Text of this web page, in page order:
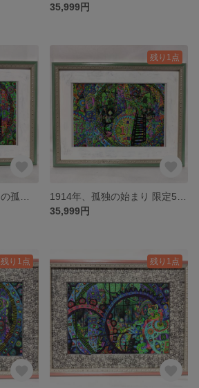
35,999円
残り1点
35,999円
残り1点 残り1点